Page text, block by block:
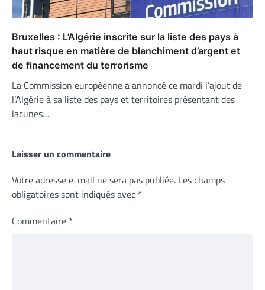
Bruxelles : L’Algérie inscrite sur la liste des pays à
haut risque en matière de blanchiment d’argent et
de financement du terrorisme
La Commission européenne a annoncé ce mardi l’ajout de
l’Algérie à sa liste des pays et territoires présentant des
lacunes…
Laisser un commentaire
Votre adresse e-mail ne sera pas publiée. Les champs
obligatoires sont indiqués avec *
Commentaire *